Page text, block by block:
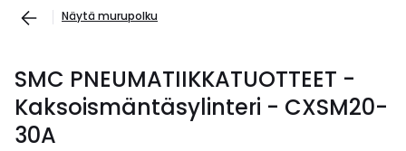
Näytä murupolku
SMC PNEUMATIIKKATUOTTEET -
Kaksoismäntäsylinteri - CXSM20-
30A